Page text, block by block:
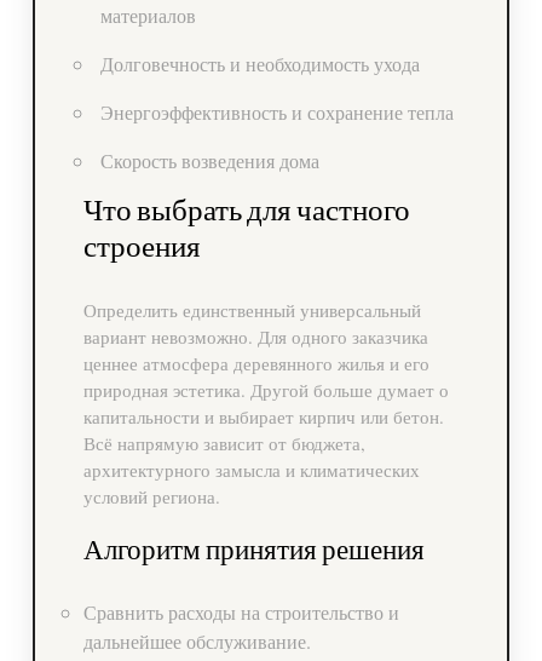
материалов
Долговечность и необходимость ухода
Энергоэффективность и сохранение тепла
Скорость возведения дома
Что выбрать для частного
строения
Определить единственный универсальный
вариант невозможно. Для одного заказчика
ценнее атмосфера деревянного жилья и его
природная эстетика. Другой больше думает о
капитальности и выбирает кирпич или бетон.
Всё напрямую зависит от бюджета,
архитектурного замысла и климатических
условий региона.
Алгоритм принятия решения
Сравнить расходы на строительство и
дальнейшее обслуживание.